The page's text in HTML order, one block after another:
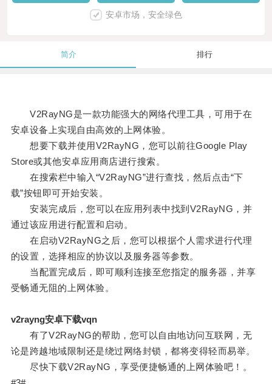
安卓市场，安全绿色
简介 排行
V2RayNG是一款功能强大的网络代理工具，可用于在
安卓设备上实现自由高效的上网体验。
想要下载并使用V2RayNG，您可以前往Google Play
Store或其他安卓应用商店进行搜索。
在搜索栏中输入“V2RayNG”进行查找，然后点击“下
载”按钮即可开始安装。
安装完成后，您可以在应用列表中找到V2RayNG，并
通过该应用进行配置和启动。
在启动V2RayNG之后，您可以根据个人需求进行代理
的设置，选择相应的协议以及服务器等参数。
当配置完成后，即可顺利连接至您指定的服务器，并享
受畅通无阻的上网体验。
v2rayng安卓下载vqn
有了V2RayNG的帮助，您可以自由地访问互联网，无
论是跨越地域限制还是绕过网络封锁，都将变得轻而易举。
尽快下载V2RayNG，享受便捷畅通的上网体验吧！。